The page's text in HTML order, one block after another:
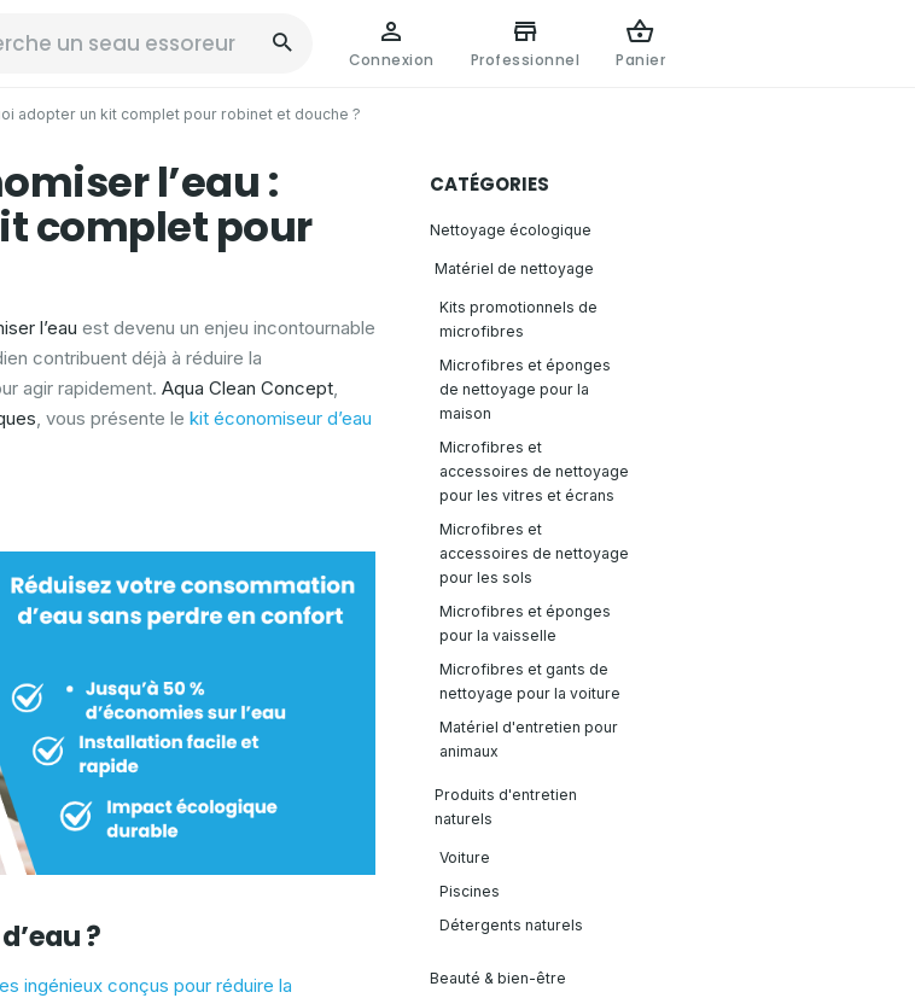
Connexion Professionnel Panier
adopter un kit complet pour robinet et douche ?
l’eau :
complet pour
l’eau est devenu un enjeu incontournable
contribuent déjà à réduire la
agir rapidement. Aqua Clean Concept,
, vous présente le kit économiseur d’eau
?
ingénieux conçus pour réduire la
CATÉGORIES
Nettoyage écologique
Matériel de nettoyage
Kits promotionnels de
microfibres
Microfibres et éponges
de nettoyage pour la
maison
Microfibres et
accessoires de nettoyage
pour les vitres et écrans
Microfibres et
accessoires de nettoyage
pour les sols
Microfibres et éponges
pour la vaisselle
Microfibres et gants de
nettoyage pour la voiture
Matériel d'entretien pour
animaux
Produits d'entretien
naturels
Voiture
Piscines
Détergents naturels
Beauté & bien-être